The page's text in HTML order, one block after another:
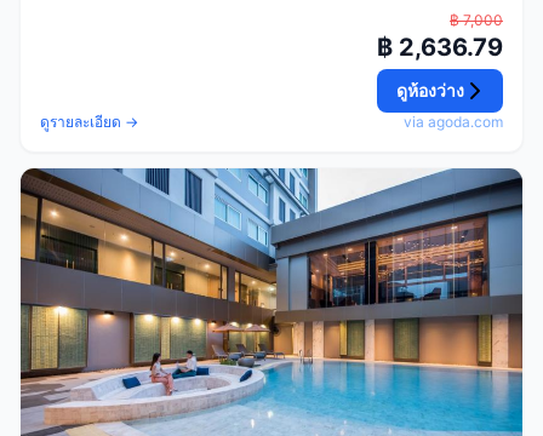
ดูรายละเอียด →
฿ 7,000
฿ 2,636.79
ดูห้องว่าง
via agoda.com